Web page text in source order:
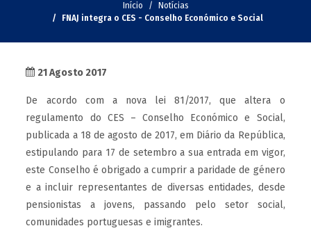
Início
Notícias
FNAJ integra o CES - Conselho Económico e Social
21 Agosto 2017
De acordo com a nova lei 81/2017, que altera o
regulamento do CES – Conselho Económico e Social,
publicada a 18 de agosto de 2017, em Diário da República,
estipulando para 17 de setembro a sua entrada em vigor,
este Conselho é obrigado a cumprir a paridade de género
e a incluir representantes de diversas entidades, desde
pensionistas a jovens, passando pelo setor social,
comunidades portuguesas e imigrantes.